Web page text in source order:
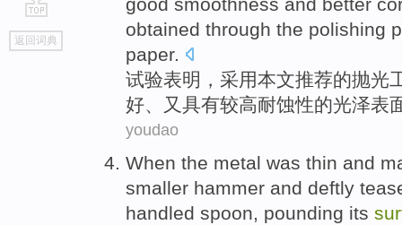
go
top
返回词典
obtained through the polishing
paper.
试验表明 ， 采用本文推荐的抛光
好 、又 具有较高耐蚀性的光泽表
youdao
When the metal was thin and
smaller hammer and deftly
handled spoon, pounding its